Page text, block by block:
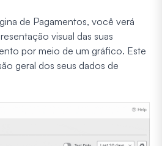
de Pagamentos, você verá
visual das suas
por meio de um gráfico. Este
geral dos seus dados de